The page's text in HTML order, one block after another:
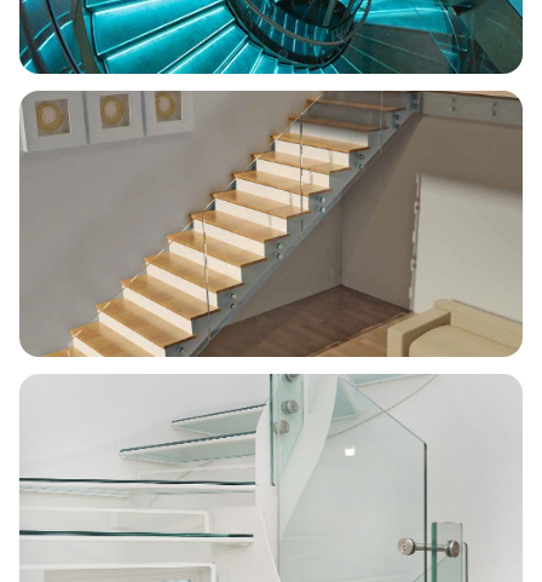
Escalera caracol · Las Glories
Gran instalación comercial
Escalera recta · Botones CC775
Sistema abotonado premium